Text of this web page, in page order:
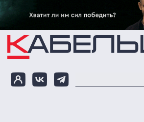
Перейти к основному содержанию